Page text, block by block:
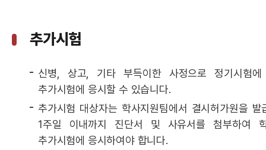
추가시험
신병, 상고, 기타 부득이한 사정으로 정기시험
추가시험에 응시할 수 있습니다.
추가시험 대상자는 학사지원팀에서 결시허가원을
1주일 이내까지 진단서 및 사유서를 첨부하여
추가시험에 응시하여야 합니다.